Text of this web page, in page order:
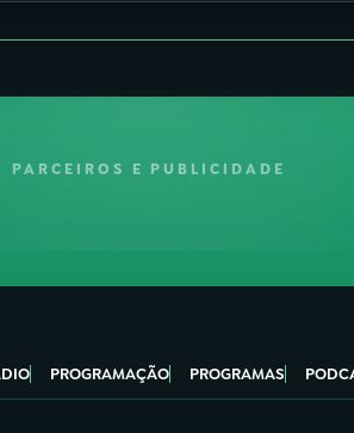
PARCEIROS E PUBLICIDADE
PROGRAMAÇÃO PROGRAMAS